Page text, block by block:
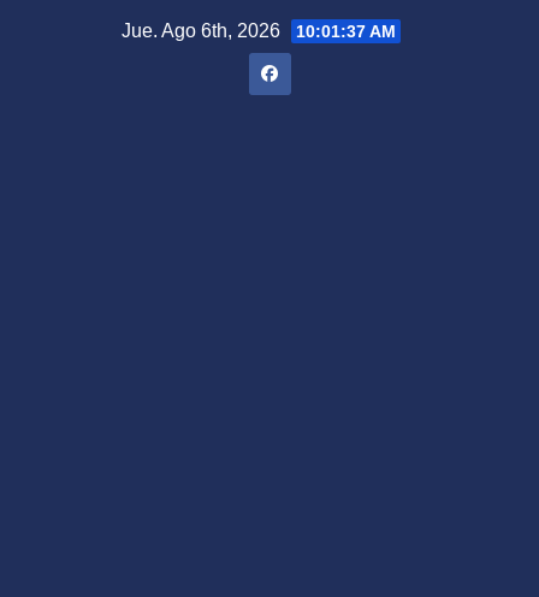
Jue. Ago 6th, 2026 10:01:38 AM